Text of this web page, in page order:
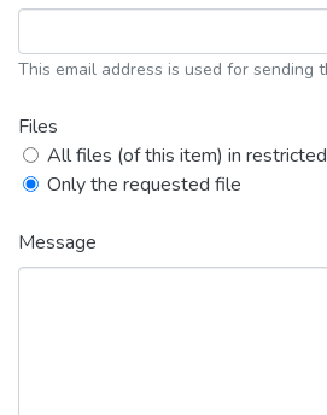
This email address is used for sending
Files
All files (of this item) in
Only the requested file
Message